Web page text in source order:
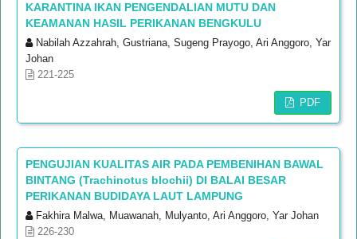
KARANTINA IKAN PENGENDALIAN MUTU DAN
KEAMANAN HASIL PERIKANAN BENGKULU
Nabilah Azzahrah, Gustriana, Sugeng Prayogo, Ari Anggoro, Yar
Johan
221-225
PDF
PENGUJIAN KUALITAS AIR PADA PEMBENIHAN BAWAL
BINTANG (Trachinotus blochii) DI BALAI BESAR
PERIKANAN BUDIDAYA LAUT LAMPUNG
Fakhira Malwa, Muawanah, Mulyanto, Ari Anggoro, Yar Johan
226-230